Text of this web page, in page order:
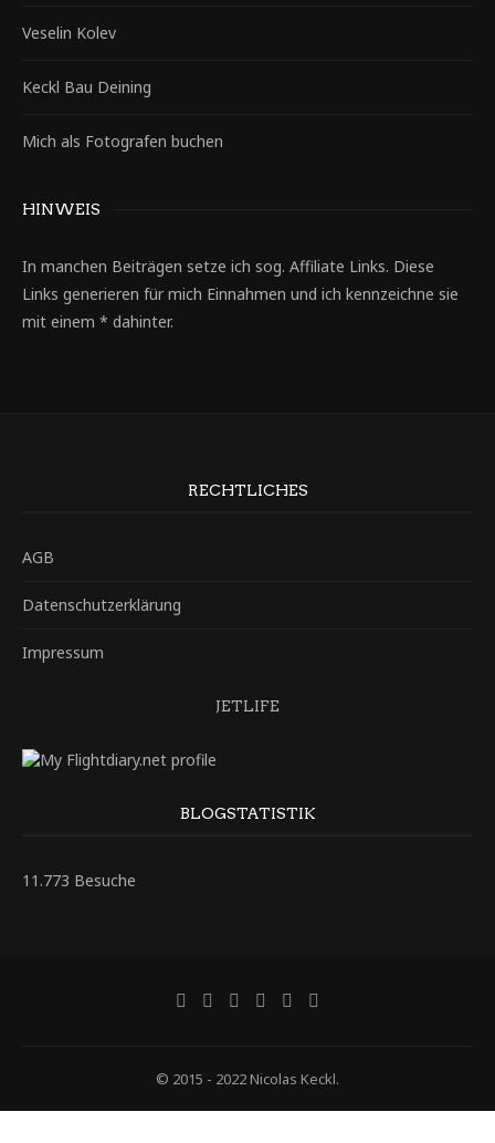
Veselin Kolev
Keckl Bau Deining
Mich als Fotografen buchen
HINWEIS
In manchen Beiträgen setze ich sog. Affiliate Links. Diese
Links generieren für mich Einnahmen und ich kennzeichne sie
mit einem * dahinter.
RECHTLICHES
AGB
Datenschutzerklärung
Impressum
JETLIFE
BLOGSTATISTIK
11.773 Besuche
© 2015 - 2022 Nicolas Keckl.